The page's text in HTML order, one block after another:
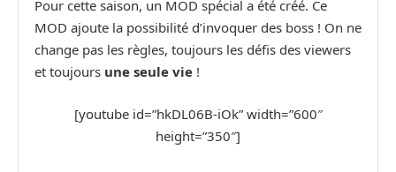
Pour cette saison, un MOD spécial a été créé. Ce
MOD ajoute la possibilité d’invoquer des boss ! On ne
change pas les règles, toujours les défis des viewers
et toujours une seule vie !
[youtube id=”hkDL06B-iOk” width=”600″
height=”350″]